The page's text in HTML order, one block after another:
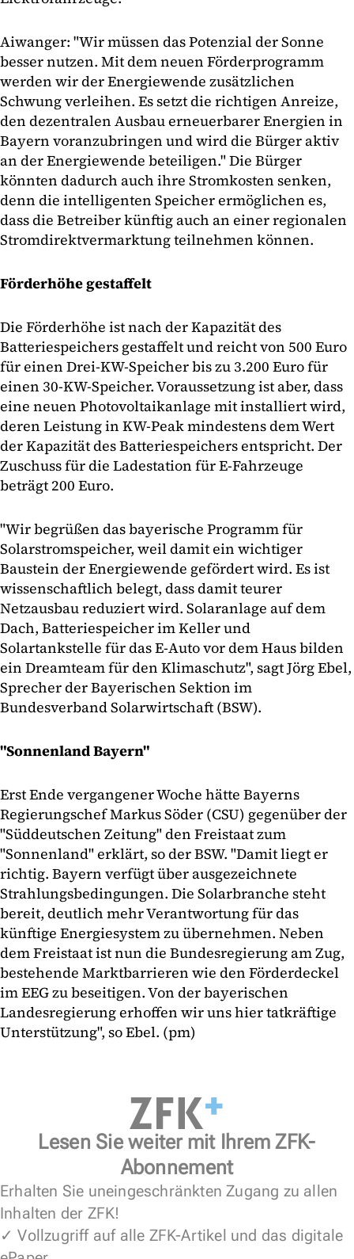
Aiwanger: "Wir müssen das Potenzial der Sonne
besser nutzen. Mit dem neuen Förderprogramm
werden wir der Energiewende zusätzlichen
Schwung verleihen. Es setzt die richtigen Anreize,
den dezentralen Ausbau erneuerbarer Energien in
Bayern voranzubringen und wird die Bürger aktiv
an der Energiewende beteiligen." Die Bürger
könnten dadurch auch ihre Stromkosten senken,
denn die intelligenten Speicher ermöglichen es,
dass die Betreiber künftig auch an einer regionalen
Stromdirektvermarktung teilnehmen können.
Förderhöhe gestaffelt
Die Förderhöhe ist nach der Kapazität des
Batteriespeichers gestaffelt und reicht von 500 Euro
für einen Drei-KW-Speicher bis zu 3.200 Euro für
einen 30-KW-Speicher. Voraussetzung ist aber, dass
eine neuen Photovoltaikanlage mit installiert wird,
deren Leistung in KW-Peak mindestens dem Wert
der Kapazität des Batteriespeichers entspricht. Der
Zuschuss für die Ladestation für E-Fahrzeuge
beträgt 200 Euro.
"Wir begrüßen das bayerische Programm für
Solarstromspeicher, weil damit ein wichtiger
Baustein der Energiewende gefördert wird. Es ist
wissenschaftlich belegt, dass damit teurer
Netzausbau reduziert wird. Solaranlage auf dem
Dach, Batteriespeicher im Keller und
Solartankstelle für das E-Auto vor dem Haus bilden
ein Dreamteam für den Klimaschutz", sagt Jörg Ebel,
Sprecher der Bayerischen Sektion im
Bundesverband Solarwirtschaft (BSW).
"Sonnenland Bayern"
Erst Ende vergangener Woche hätte Bayerns
Regierungschef Markus Söder (CSU) gegenüber der
"Süddeutschen Zeitung" den Freistaat zum
"Sonnenland" erklärt, so der BSW. "Damit liegt er
richtig. Bayern verfügt über ausgezeichnete
Strahlungsbedingungen. Die Solarbranche steht
bereit, deutlich mehr Verantwortung für das
künftige Energiesystem zu übernehmen. Neben
dem Freistaat ist nun die Bundesregierung am Zug,
bestehende Marktbarrieren wie den Förderdeckel
im EEG zu beseitigen. Von der bayerischen
Landesregierung erhoffen wir uns hier tatkräftige
Unterstützung", so Ebel. (pm)
Lesen Sie weiter mit Ihrem ZFK-
Abonnement
Erhalten Sie uneingeschränkten Zugang zu allen
Inhalten der ZFK!
✓ Vollzugriff auf alle ZFK-Artikel und das digitale